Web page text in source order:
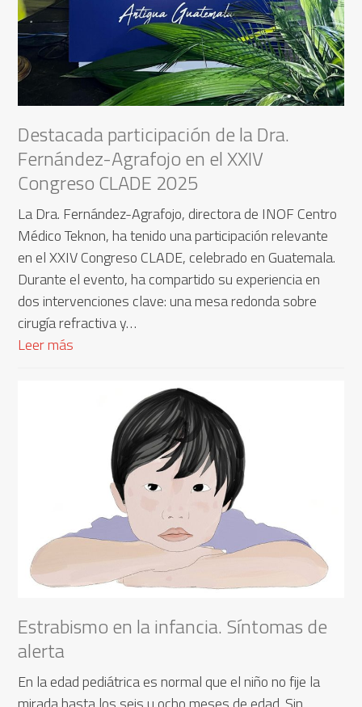
Destacada participación de la Dra.
Fernández-Agrafojo en el XXIV
Congreso CLADE 2025
La Dra. Fernández-Agrafojo, directora de INOF Centro
Médico Teknon, ha tenido una participación relevante
en el XXIV Congreso CLADE, celebrado en Guatemala.
Durante el evento, ha compartido su experiencia en
dos intervenciones clave: una mesa redonda sobre
cirugía refractiva y…
Leer más
Estrabismo en la infancia. Síntomas de
alerta
En la edad pediátrica es normal que el niño no fije la